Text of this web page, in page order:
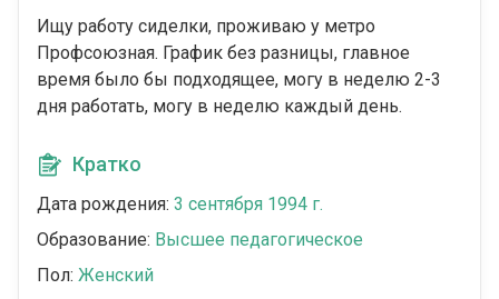
Ищу работу сиделки, проживаю у метро
Профсоюзная. График без разницы, главное
время было бы подходящее, могу в неделю 2-3
дня работать, могу в неделю каждый день.
Кратко
Дата рождения: 3 сентября 1994 г.
Образование: Высшее педагогическое
Пол: Женский